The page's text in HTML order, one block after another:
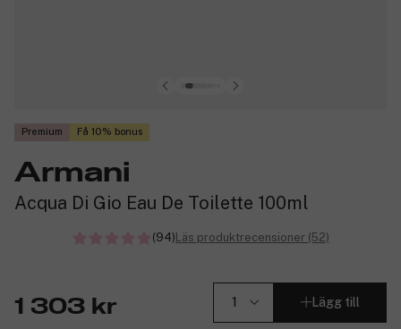
Premium Få 10% bonus
Armani
Acqua Di Gio Eau De Toilette 100ml
(94)Läs produktrecensioner (52)
1 303 kr Lägg till